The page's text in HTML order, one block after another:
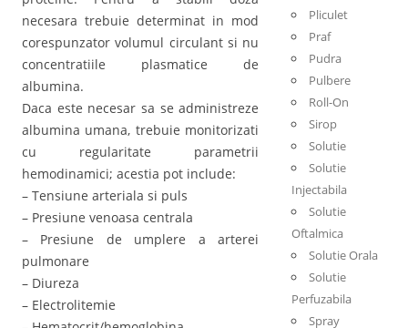
necesara trebuie determinat in mod
corespunzator volumul circulant si nu
concentratiile plasmatice de
albumina.
Daca este necesar sa se administreze
albumina umana, trebuie monitorizati
cu regularitate parametrii
hemodinamici; acestia pot include:
– Tensiune arteriala si puls
– Presiune venoasa centrala
– Presiune de umplere a arterei
pulmonare
– Diureza
– Electrolitemie
Pliculet
Praf
Pudra
Pulbere
Roll-On
Sirop
Solutie
Solutie
Injectabila
Solutie
Oftalmica
Solutie Orala
Solutie
Perfuzabila
Spray